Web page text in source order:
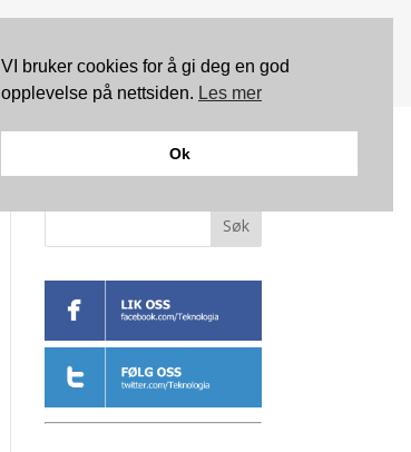
Søk
VI bruker cookies for å gi deg en god
opplevelse på nettsiden. Les mer
Ok